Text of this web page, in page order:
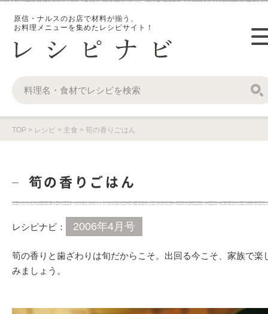
原信・ナルスのお店で材料が揃う、
お料理メニューを集めたレシピサイト！
TOP > レシピ > 主食 > 筍の香りごはん
筍の香りごはん
レシピナビ： 2006年4月号
筍の香りと歯ざわりは旬だからこそ。出回る今こそ、家族で楽
みましょう。